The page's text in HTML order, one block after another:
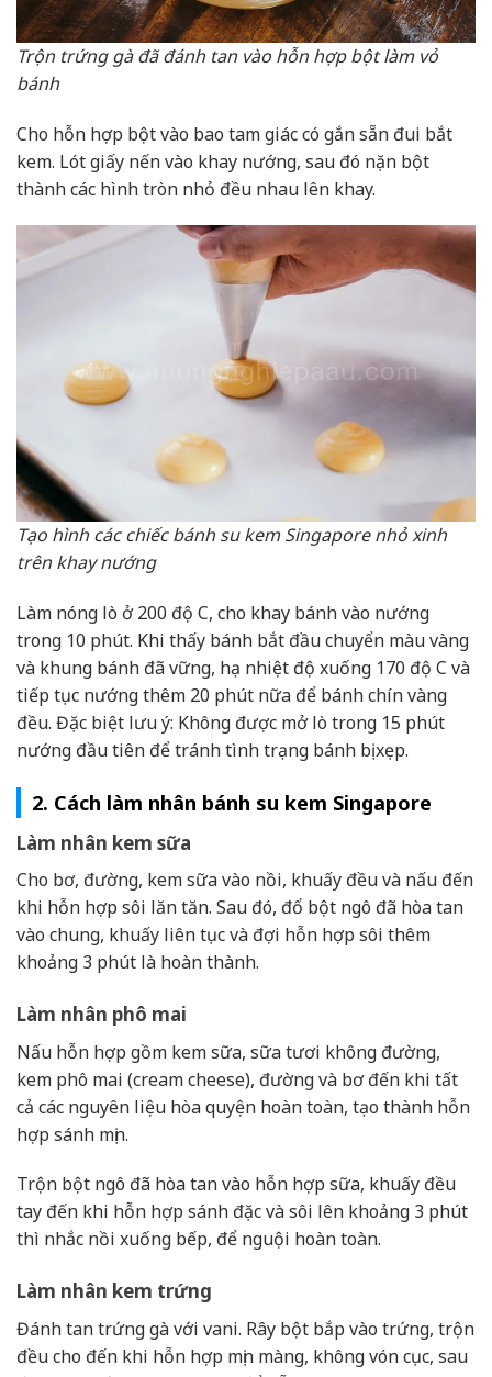
Trộn trứng gà đã đánh tan vào hỗn hợp bột làm vỏ
bánh
Cho hỗn hợp bột vào bao tam giác có gắn sẵn đui bắt
kem. Lót giấy nến vào khay nướng, sau đó nặn bột
thành các hình tròn nhỏ đều nhau lên khay.
Tạo hình các chiếc bánh su kem Singapore nhỏ xinh
trên khay nướng
Làm nóng lò ở 200 độ C, cho khay bánh vào nướng
trong 10 phút. Khi thấy bánh bắt đầu chuyển màu vàng
và khung bánh đã vững, hạ nhiệt độ xuống 170 độ C và
tiếp tục nướng thêm 20 phút nữa để bánh chín vàng
đều. Đặc biệt lưu ý: Không được mở lò trong 15 phút
nướng đầu tiên để tránh tình trạng bánh bị xẹp.
2. Cách làm nhân bánh su kem Singapore
Làm nhân kem sữa
Cho bơ, đường, kem sữa vào nồi, khuấy đều và nấu đến
khi hỗn hợp sôi lăn tăn. Sau đó, đổ bột ngô đã hòa tan
vào chung, khuấy liên tục và đợi hỗn hợp sôi thêm
khoảng 3 phút là hoàn thành.
Làm nhân phô mai
Nấu hỗn hợp gồm kem sữa, sữa tươi không đường,
kem phô mai (cream cheese), đường và bơ đến khi tất
cả các nguyên liệu hòa quyện hoàn toàn, tạo thành hỗn
hợp sánh mịn.
Trộn bột ngô đã hòa tan vào hỗn hợp sữa, khuấy đều
tay đến khi hỗn hợp sánh đặc và sôi lên khoảng 3 phút
thì nhắc nồi xuống bếp, để nguội hoàn toàn.
Làm nhân kem trứng
Đánh tan trứng gà với vani. Rây bột bắp vào trứng, trộn
đều cho đến khi hỗn hợp mịn màng, không vón cục, sau